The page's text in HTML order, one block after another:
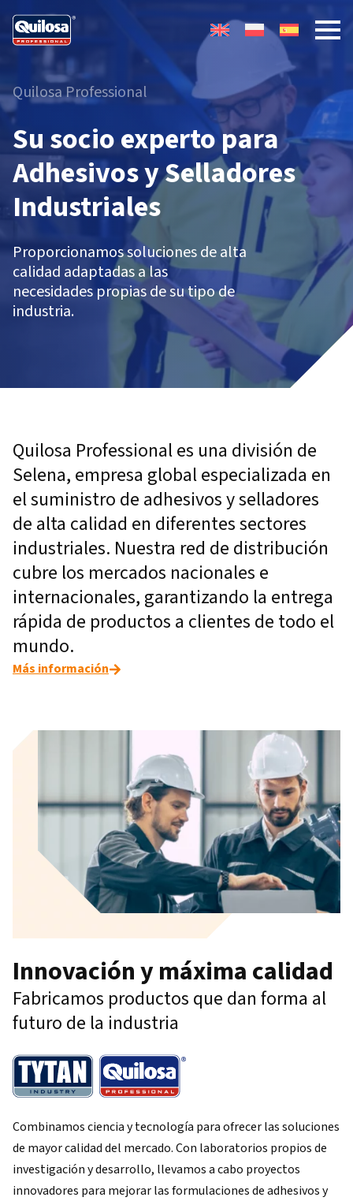
Quilosa Professional
Su socio experto para
Adhesivos y Selladores
Industriales
Proporcionamos soluciones de alta
calidad adaptadas a las
necesidades propias de su tipo de
industria.
Quilosa Professional es una división de
Selena, empresa global especializada en
el suministro de adhesivos y selladores
de alta calidad en diferentes sectores
industriales. Nuestra red de distribución
cubre los mercados nacionales e
internacionales, garantizando la entrega
rápida de productos a clientes de todo el
mundo.
Más información
Innovación y máxima calidad
Fabricamos productos que dan forma al
futuro de la industria
Combinamos ciencia y tecnología para ofrecer las soluciones
de mayor calidad del mercado. Con laboratorios propios de
investigación y desarrollo, llevamos a cabo proyectos
innovadores para mejorar las formulaciones de adhesivos y